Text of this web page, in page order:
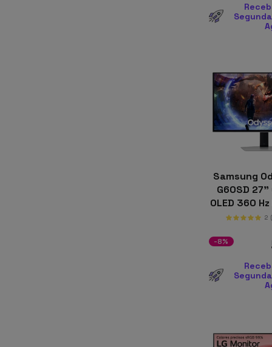
Samsung
G60SD 27"
OLED 360
2
-8%